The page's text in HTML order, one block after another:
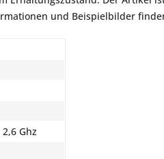
und Beispielbilder
Ghz